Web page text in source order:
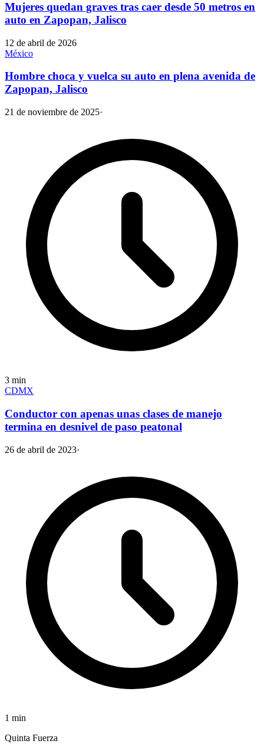
Mujeres quedan graves tras caer desde 50 metros en
auto en Zapopan, Jalisco
12 de abril de 2026
México
Hombre choca y vuelca su auto en plena avenida de
Zapopan, Jalisco
21 de noviembre de 2025·
3 min
CDMX
Conductor con apenas unas clases de manejo
termina en desnivel de paso peatonal
26 de abril de 2023·
1 min
Quinta Fuerza